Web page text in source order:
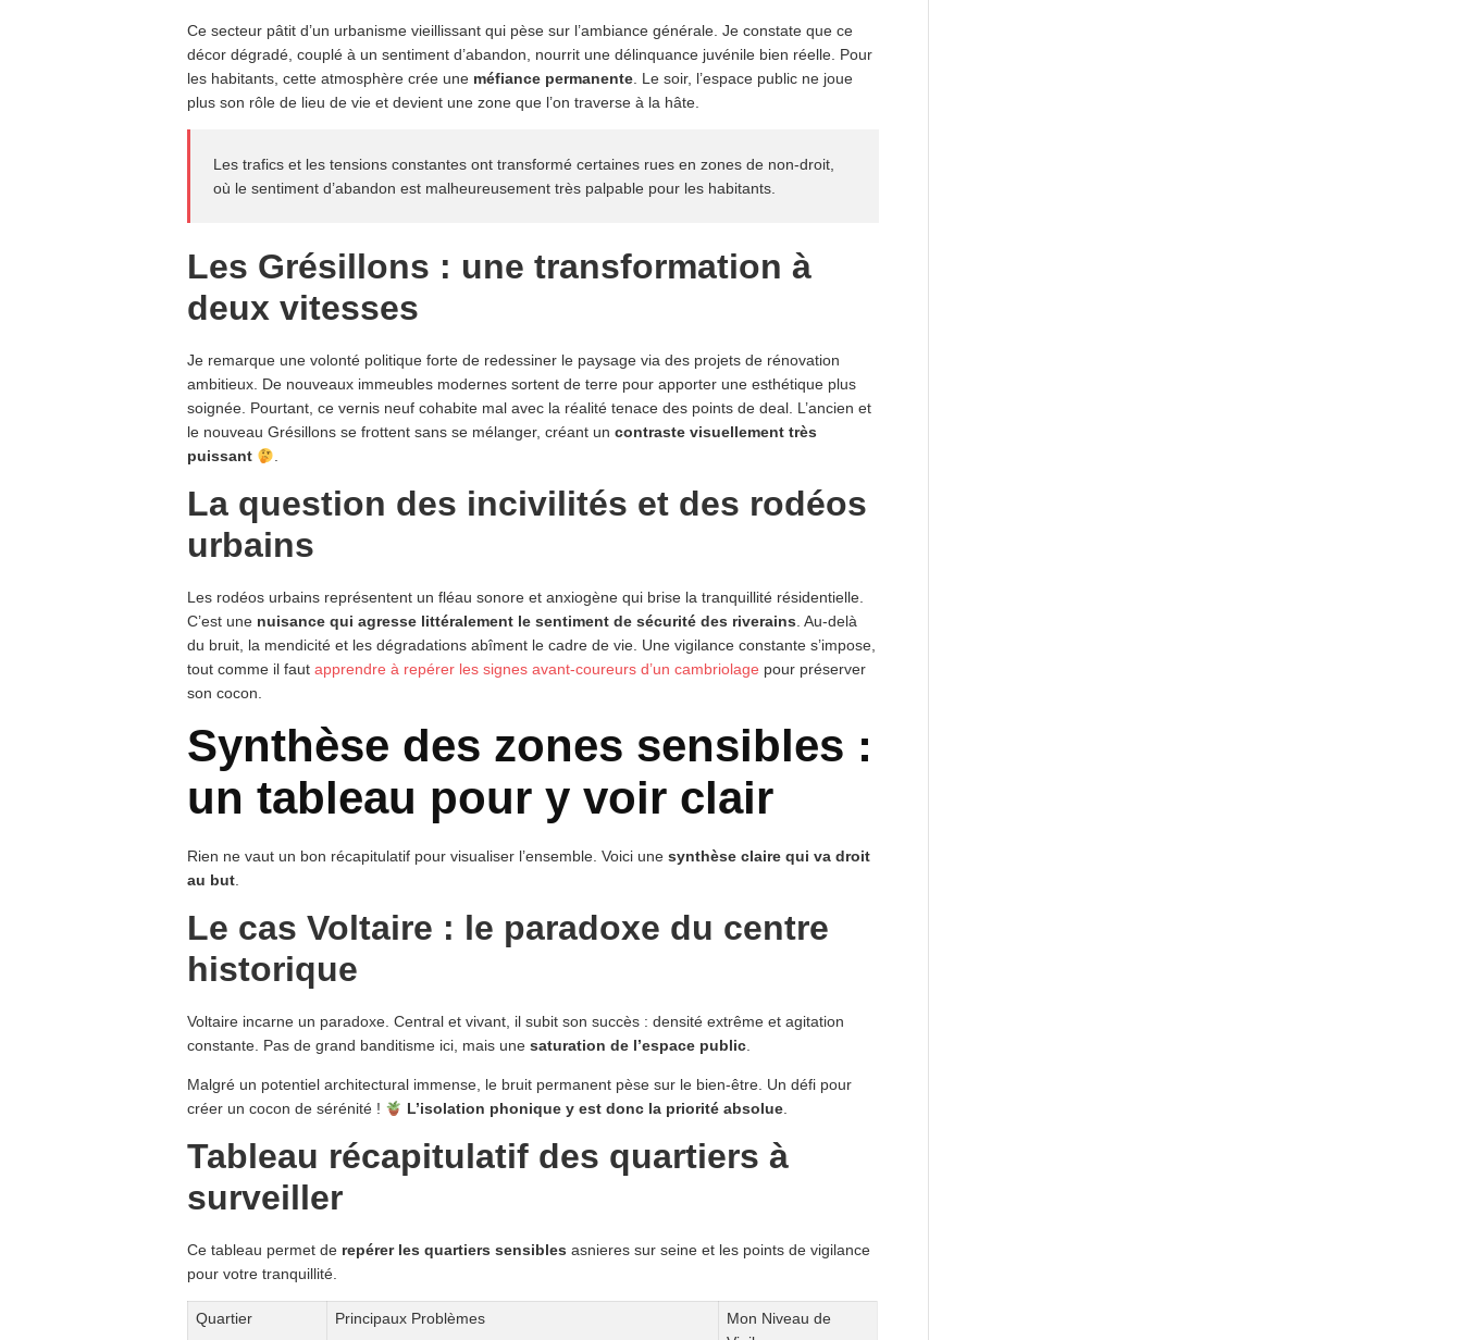
Ce secteur pâtit d’un urbanisme vieillissant qui pèse sur l’ambiance générale. Je constate que ce
décor dégradé, couplé à un sentiment d’abandon, nourrit une délinquance juvénile bien réelle. Pour
les habitants, cette atmosphère crée une méfiance permanente. Le soir, l’espace public ne joue
plus son rôle de lieu de vie et devient une zone que l’on traverse à la hâte.
Les trafics et les tensions constantes ont transformé certaines rues en zones de non-droit,
où le sentiment d’abandon est malheureusement très palpable pour les habitants.
Les Grésillons : une transformation à
deux vitesses
Je remarque une volonté politique forte de redessiner le paysage via des projets de rénovation
ambitieux. De nouveaux immeubles modernes sortent de terre pour apporter une esthétique plus
soignée. Pourtant, ce vernis neuf cohabite mal avec la réalité tenace des points de deal. L’ancien et
le nouveau Grésillons se frottent sans se mélanger, créant un contraste visuellement très
puissant
.
La question des incivilités et des rodéos
urbains
Les rodéos urbains représentent un fléau sonore et anxiogène qui brise la tranquillité résidentielle.
C’est une nuisance qui agresse littéralement le sentiment de sécurité des riverains. Au-delà
du bruit, la mendicité et les dégradations abîment le cadre de vie. Une vigilance constante s’impose,
tout comme il faut apprendre à repérer les signes avant-coureurs d’un cambriolage pour préserver
son cocon.
Synthèse des zones sensibles :
un tableau pour y voir clair
Rien ne vaut un bon récapitulatif pour visualiser l’ensemble. Voici une synthèse claire qui va droit
au but.
Le cas Voltaire : le paradoxe du centre
historique
Voltaire incarne un paradoxe. Central et vivant, il subit son succès : densité extrême et agitation
constante. Pas de grand banditisme ici, mais une saturation de l’espace public.
Malgré un potentiel architectural immense, le bruit permanent pèse sur le bien-être. Un défi pour
créer un cocon de sérénité !
L’isolation phonique y est donc la priorité absolue.
Tableau récapitulatif des quartiers à
surveiller
Ce tableau permet de repérer les quartiers sensibles asnieres sur seine et les points de vigilance
pour votre tranquillité.
Quartier Principaux Problèmes
Mon Niveau de